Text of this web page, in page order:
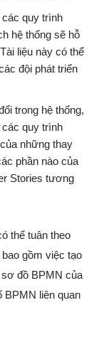
quy trình
hệ thống sẽ hỗ
liệu này có thể
đội phát triển
trong hệ thống,
quy trình
những thay
phần nào của
Stories tương
thể tuân theo
gồm việc tạo
đồ BPMN của
BPMN liên quan